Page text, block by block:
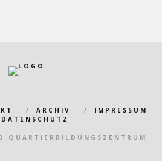
ARCHIV
IMPRESSUM
DATENSCHUTZ
QUARTIERBILDUNGSZENTRUM